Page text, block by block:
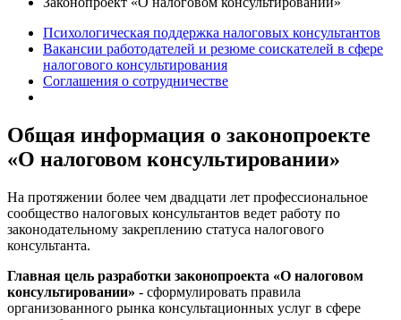
Психологическая поддержка налоговых консультантов
Вакансии работодателей и резюме соискателей в сфере
налогового консультирования
Соглашения о сотрудничестве
Общая информация о законопроекте
«О налоговом консультировании»
На протяжении более чем двадцати лет профессиональное
сообщество налоговых консультантов ведет работу по
законодательному закреплению статуса налогового
консультанта.
Главная цель разработки законопроекта «О налоговом
консультировании» - сформулировать правила
организованного рынка консультационных услуг в сфере